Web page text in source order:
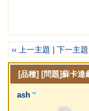
‹‹ 上一主題 |下一主題
[品種] [問題]蘇卡達
ash